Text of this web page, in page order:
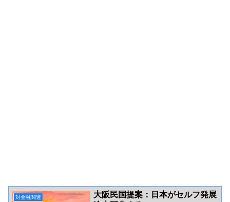
対金融関連
大阪民国提案：日本がセルフ発展